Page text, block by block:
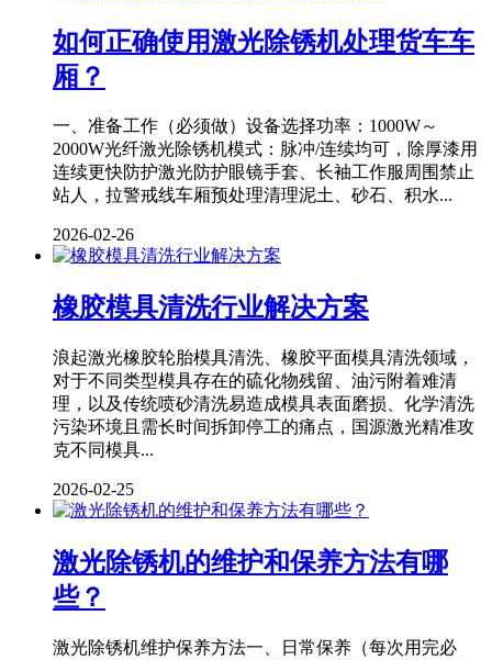
如何正确使用激光除锈机处理货车车
厢？
一、准备工作（必须做）设备选择功率：1000W～
2000W光纤激光除锈机模式：脉冲/连续均可，除厚漆用
连续更快防护激光防护眼镜手套、长袖工作服周围禁止
站人，拉警戒线车厢预处理清理泥土、砂石、积水...
2026-02-26
橡胶模具清洗行业解决方案
浪起激光橡胶轮胎模具清洗、橡胶平面模具清洗领域，
对于不同类型模具存在的硫化物残留、油污附着难清
理，以及传统喷砂清洗易造成模具表面磨损、化学清洗
污染环境且需长时间拆卸停工的痛点，国源激光精准攻
克不同模具...
2026-02-25
激光除锈机的维护和保养方法有哪
些？
激光除锈机维护保养方法一、日常保养（每次用完必